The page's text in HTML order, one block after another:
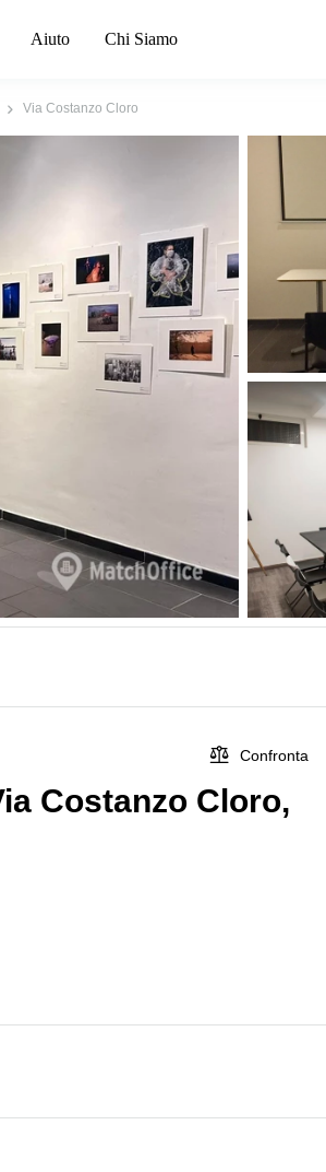
Aiuto Chi Siamo
Via Costanzo Cloro
Confronta
Costanzo Cloro,